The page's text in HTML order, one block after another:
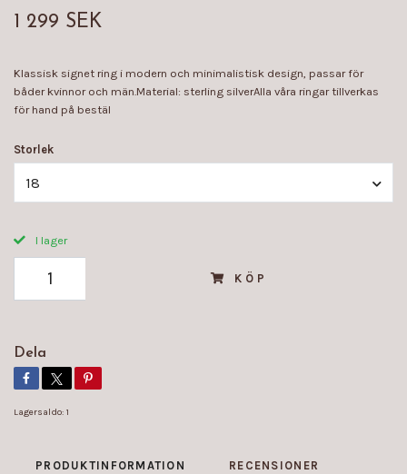
1 299 SEK
Klassisk signet ring i modern och minimalistisk design, passar för
båder kvinnor och män.Material: sterling silverAlla våra ringar tillverkas
för hand på bestäl
Storlek
18
I lager
KÖP
Dela
Lagersaldo: 1
PRODUKTINFORMATION RECENSIONER